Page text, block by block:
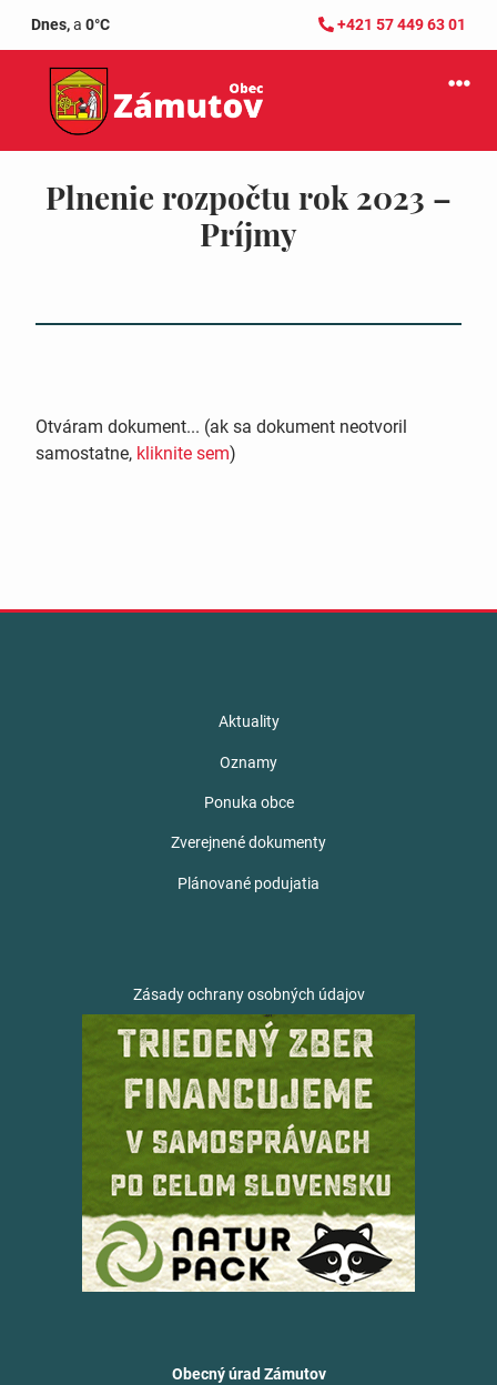
Dnes,a 0°C +421 57 449 63 01
Plnenie rozpočtu rok 2023 –
Príjmy
Otváram dokument... (ak sa dokument neotvoril
samostatne, kliknite sem)
Aktuality
Oznamy
Ponuka obce
Zverejnené dokumenty
Plánované podujatia
Zásady ochrany osobných údajov
Obecný úrad Zámutov